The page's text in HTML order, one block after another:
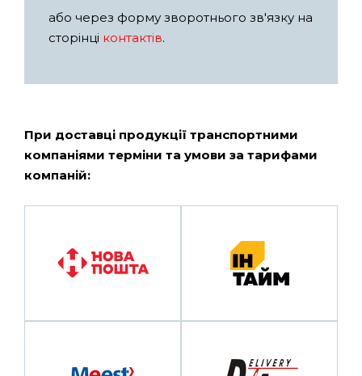
або через форму зворотнього зв'язку на
сторінці контактів.
При доставці продукції транспортними
компаніями терміни та умови за тарифами
компаній: